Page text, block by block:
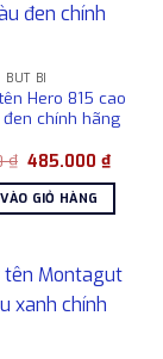
BÚT BI
Hero 815 cao
chính hãng
₫ Giá
là:
715.000 ₫.
485.000₫Giá
hiện
tại
GIỎ HÀNG